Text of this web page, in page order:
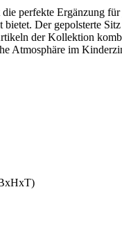
perfekte Ergänzung
bietet. Der gepolsterte
der Kollektion
Atmosphäre im